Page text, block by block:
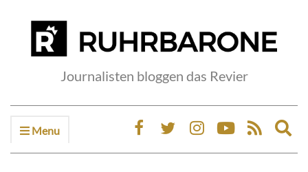
Journalisten bloggen das Revier
Menu